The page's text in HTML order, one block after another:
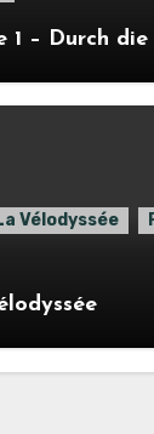
1 – Durch
Vélodyssée